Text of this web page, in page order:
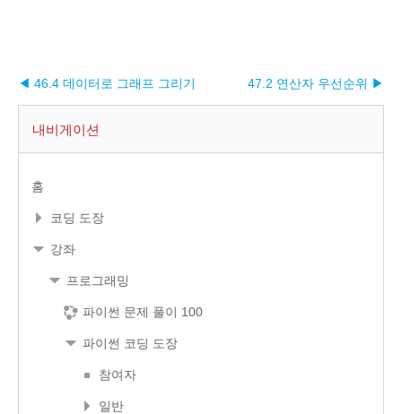
◀ 46.4 데이터로 그래프 그리기 47.2 연산자 우선순위 ▶︎
내비게이션
홈
코딩 도장
강좌
프로그래밍
파이썬 문제 풀이 100
파이썬 코딩 도장
참여자
일반